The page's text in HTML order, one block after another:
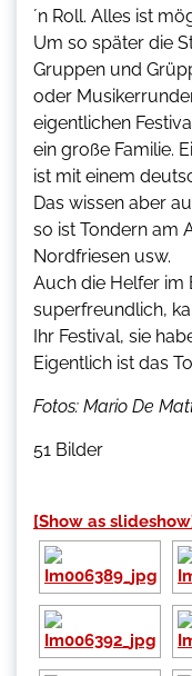
´n Roll. Alles ist
Um so später die
Gruppen und
oder
eigentlichen
ein große Familie.
ist mit einem
Das wissen aber
so ist Tondern am
Nordfriesen usw.
Auch die Helfer im
superfreundlich,
Ihr Festival, sie
Eigentlich ist das
Fotos: Mario De
51 Bilder
[Show as